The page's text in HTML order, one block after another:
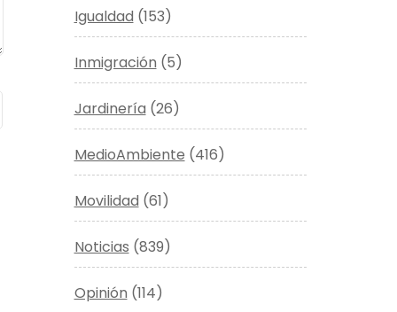
Igualdad (153)
Inmigración (5)
Jardinería (26)
MedioAmbiente (416)
Movilidad (61)
Noticias (839)
Opinión (114)